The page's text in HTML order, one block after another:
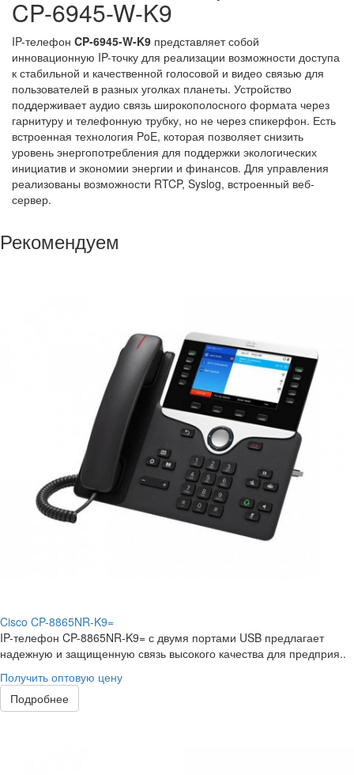
CP-6945-W-K9
IP-телефон CP-6945-W-K9 представляет собой
инновационную IP-точку для реализации возможности доступа
к стабильной и качественной голосовой и видео связью для
пользователей в разных уголках планеты. Устройство
поддерживает аудио связь широкополосного формата через
гарнитуру и телефонную трубку, но не через спикерфон. Есть
встроенная технология PoE, которая позволяет снизить
уровень энергопотребления для поддержки экологических
инициатив и экономии энергии и финансов. Для управления
реализованы возможности RTCP, Syslog, встроенный веб-
сервер.
Рекомендуем
Cisco CP-8865NR-K9=
IP-телефон CP-8865NR-K9= с двумя портами USB предлагает
надежную и защищенную связь высокого качества для предприя..
Получить оптовую цену
Подробнее